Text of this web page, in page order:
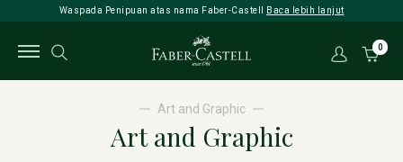
Waspada Penipuan atas nama Faber-Castell Baca lebih lanjut
0
Art and Graphic
Art and Graphic